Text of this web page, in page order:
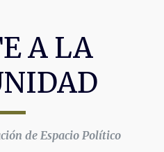
A LA
de Espacio Político